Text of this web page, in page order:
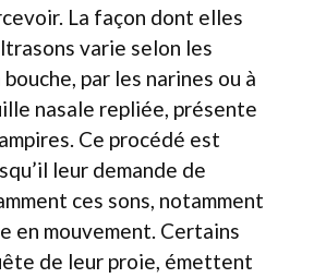
La façon dont elles
varie selon les
par les narines ou à
nasale repliée, présente
Ce procédé est
leur demande de
ces sons, notamment
en mouvement. Certains
de leur proie, émettent